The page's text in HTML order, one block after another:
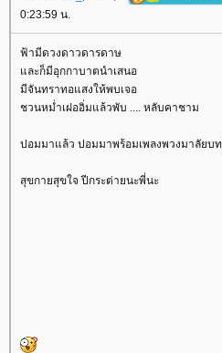
0:23:59 น.
ฟ้ามีดวงดาวดารดาษ
ละก็มีอุกกาบาตนำเสนอ
มีจันทราทอแสงให้พบเจอ
ชวนหม่ำเฝออิ่มแล้วพับ .... หลับคาชาม
ปอมมาแล้ว ปอมมาพร้อมเพลงพวงมาลัย
สุขกายสุขใจ ปีกระต่ายนะพี่นะ